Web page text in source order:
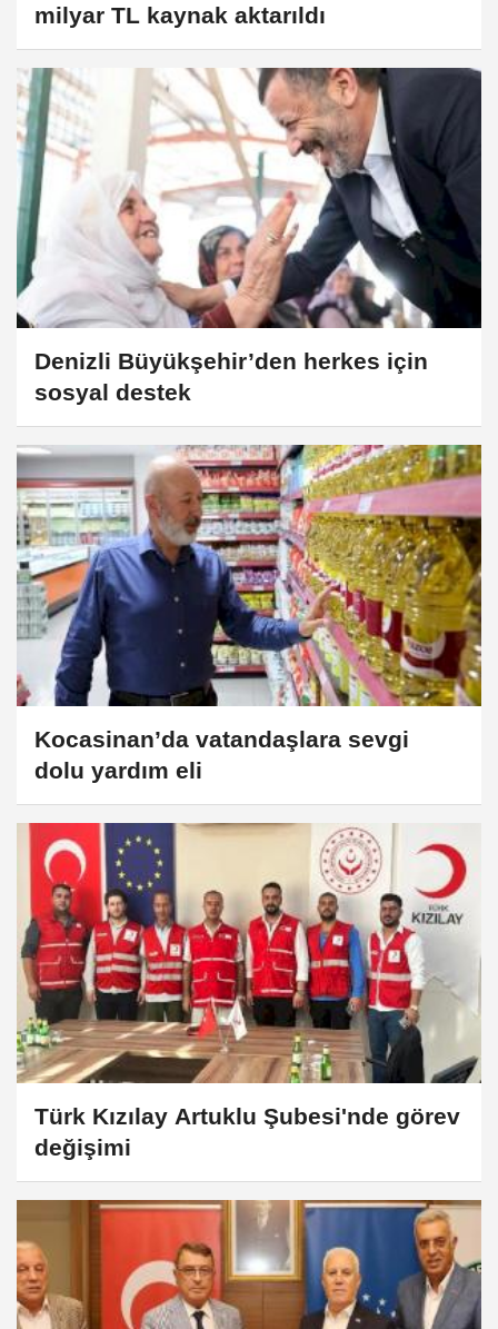
milyar TL kaynak aktarıldı
Denizli Büyükşehir’den herkes için
sosyal destek
Kocasinan’da vatandaşlara sevgi
dolu yardım eli
Türk Kızılay Artuklu Şubesi'nde görev
değişimi